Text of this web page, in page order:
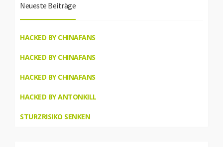
Neueste Beiträge
HACKED BY CHINAFANS
HACKED BY CHINAFANS
HACKED BY CHINAFANS
HACKED BY ANTONKILL
STURZRISIKO SENKEN